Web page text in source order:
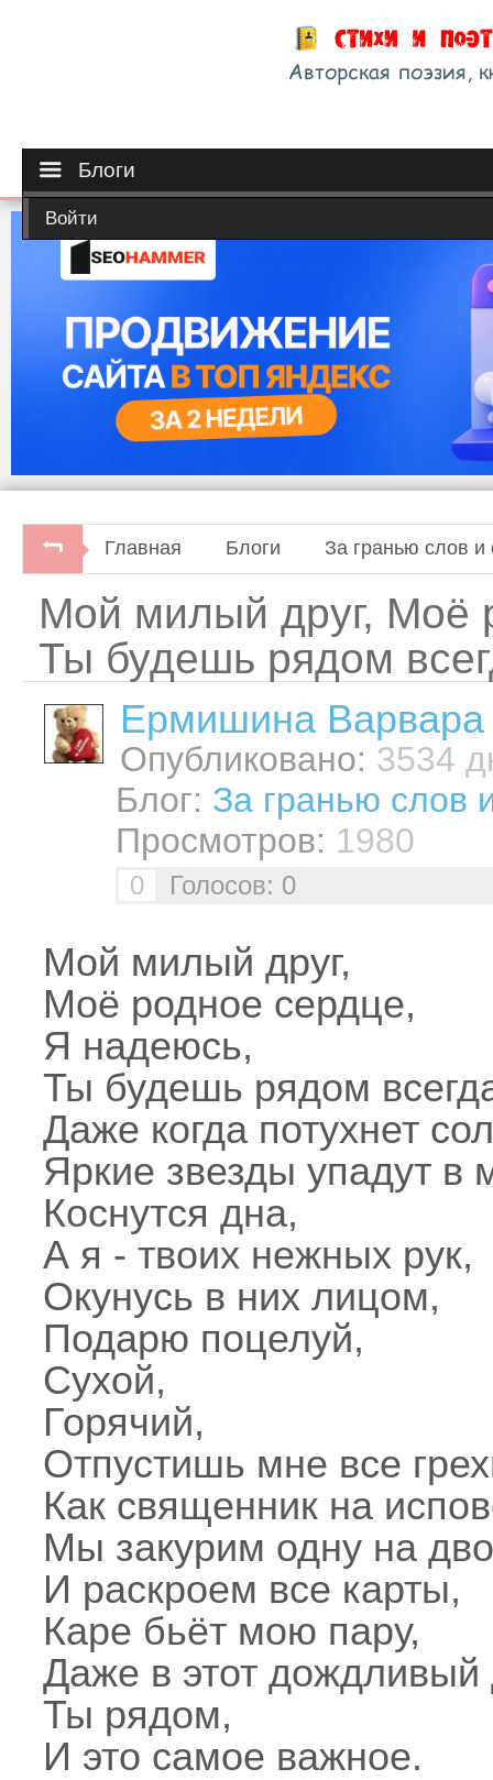
Блоги
Войти
Главная Блоги За гранью слов и
Мой милый друг, Моё
Ты будешь рядом
Ермишина Варвара
Опубликовано: 3534
Блог: За гранью слов
Просмотров: 1980
0 Голосов: 0
Мой милый друг,
Моё родное сердце,
Я надеюсь,
Ты будешь рядом
Даже когда потухнет
Яркие звезды упадут в
Коснутся дна,
А я - твоих нежных рук,
Окунусь в них лицом,
Подарю поцелуй,
Сухой,
Горячий,
Отпустишь мне все
Как священник на
Мы закурим одну на
И раскроем все карты,
Каре бьёт мою пару,
Даже в этот дождливый
Ты рядом,
И это самое важное.